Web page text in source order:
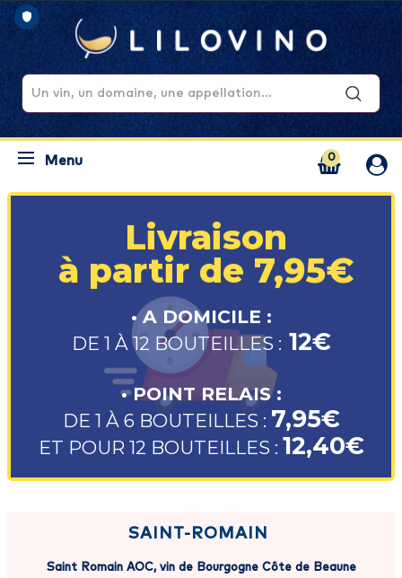
0
Menu
Livraison
à partir de 7,95€
• A DOMICILE :
DE 1 À 12 BOUTEILLES : 12€
• POINT RELAIS :
DE 1 À 6 BOUTEILLES : 7,95€
ET POUR 12 BOUTEILLES : 12,40€
SAINT-ROMAIN
Saint Romain AOC, vin de Bourgogne Côte de Beaune